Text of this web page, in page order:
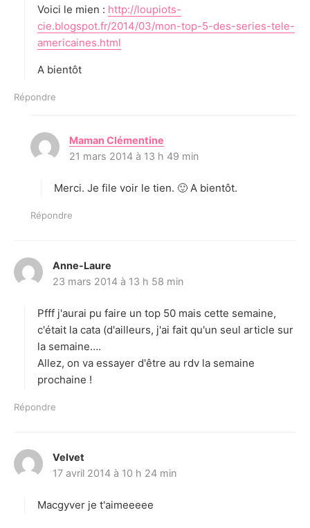
Voici le mien : http://loupiots-
cie.blogspot.fr/2014/03/mon-top-5-des-series-tele-
americaines.html
A bientôt
Répondre
Maman Clémentine
:
21 mars 2014 à 13 h 49 min
Merci. Je file voir le tien. 🙂 A bientôt.
Répondre
Anne-Laure
i
:
23 mars 2014 à 13 h 58 min
Pfff j'aurai pu faire un top 50 mais cette semaine,
c'était la cata (d'ailleurs, j'ai fait qu'un seul article sur
la semaine….
Allez, on va essayer d'être au rdv la semaine
prochaine !
Répondre
Velvet
:
17 avril 2014 à 10 h 24 min
Macgyver je t'aimeeeee